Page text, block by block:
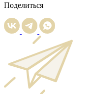
Поделиться